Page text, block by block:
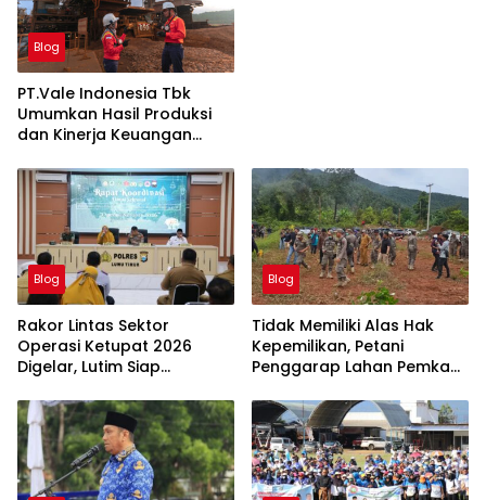
Blog
PT.Vale Indonesia Tbk
Umumkan Hasil Produksi
dan Kinerja Keuangan
Blog
Rakor Lintas Sektor
Operasi Ketupat 2026
Digelar, Lutim Siap
Lebaran
Blog
Tidak Memiliki Alas Hak
Kepemilikan, Petani
Penggarap Lahan Pemkab
Ganti Rugi Tanah